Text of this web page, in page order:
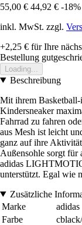
55,00 € 44,92 € -18%
inkl. MwSt. zzgl.
+2,25 € für Ihre
Bestellung
Loading...
Beschreibung
Mit ihrem Basketball-
Kindersneaker
Fahrrad zu fahren
aus Mesh ist leicht
ganz auf ihre
Außensohle sorgt für
adidas
unterstützt. Egal wie
Zusätzliche
Marke
adidas
Farbe